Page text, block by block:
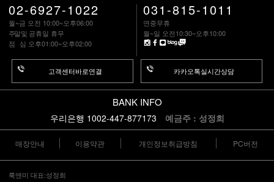
02-6927-1022
월~금 오전 10:00~오후06:00
주말및 공휴일 휴무
점 심 오후01:00~오후02:00
고객센터바로연결
031-815-1011
연중무휴
월~일 오전10:30~오후10:00
카카오톡실시간상담
BANK INFO
우리은행 1002-447-877173 예금주 : 성정희
매장안내 이용약관 개인정보취급방침 PC버전
룩앤미 대표:성정희